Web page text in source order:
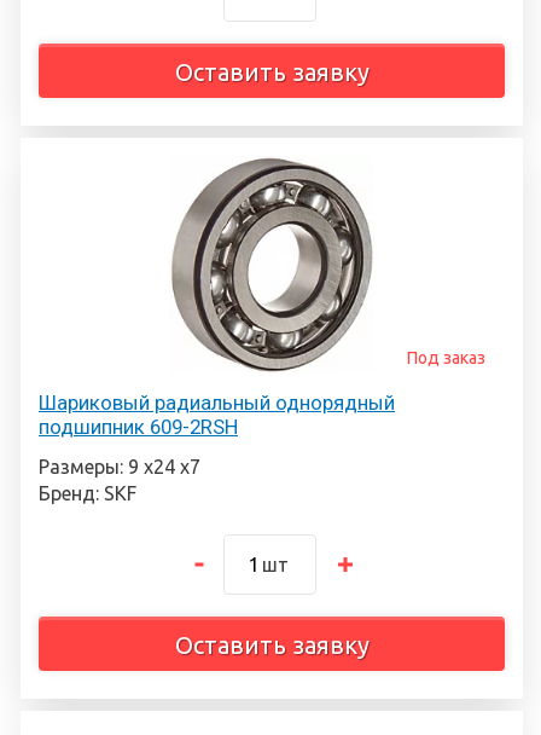
Оставить заявку
Шариковый радиальный однорядный
подшипник 609-2RSH
Под заказ
Размеры: 9 х24 х7
Бренд: SKF
шт
Оставить заявку